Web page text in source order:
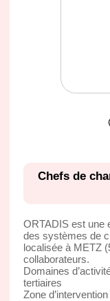
Chefs de
ORTADIS est une
des systèmes de
localisée à METZ
collaborateurs.
Domaines
tertiaires
Zone